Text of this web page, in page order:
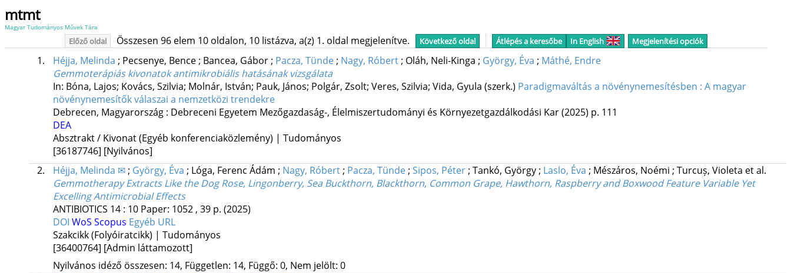
mtmt
Magyar Tudományos Művek Tára
Előző oldal Összesen 96 elem 10 oldalon, 10 listázva, a(z) 1. oldal megjelenítve. Következő oldal Átlépés a keresőbe In English Megjelenítési opciók
1. Héjja, Melinda ; Pecsenye, Bence; Bancea, Gábor; Pacza, Tünde; Nagy, Róbert; Oláh, Neli-Kinga ; György, Éva ; Máthé, Endre
Gemmoterápiás kivonatok antimikrobiális hatásának vizsgálata
In: Bóna, Lajos; Kovács, Szilvia; Molnár, István; Pauk, János; Polgár, Zsolt; Veres, Szilvia; Vida, Gyula (szerk.) Paradigmaváltás a növénynemesítésben : A magyar
növénynemesítők válaszai a nemzetközi trendekre
Debrecen, Magyarország : Debreceni Egyetem Mezőgazdaság-, Élelmiszertudományi és Környezetgazdálkodási Kar(2025) p. 111
DEA
Absztrakt / Kivonat (Egyéb konferenciaközlemény) | Tudományos
[36187746] [Nyilvános]
2.
Héjja, Melinda ✉; György, Éva ; Lóga, Ferenc Ádám ; Nagy, Róbert; Pacza, Tünde; Sipos, Péter; Tankó, György; Laslo, Éva ; Mészáros, Noémi ; Turcuș, Violeta et al.
Gemmotherapy Extracts Like the Dog Rose, Lingonberry, Sea Buckthorn, Blackthorn, Common Grape, Hawthorn, Raspberry and Boxwood Feature Variable Yet
Excelling Antimicrobial Effects
ANTIBIOTICS 14: 10 Paper: 1052 , 39 p. (2025)
DOI WoS Scopus Egyéb URL
Szakcikk (Folyóiratcikk) | Tudományos
[36400764] [Admin láttamozott]
Nyilvános idéző összesen: 14, Független: 14, Függő: 0, Nem jelölt: 0